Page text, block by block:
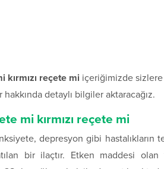
kırmızı reçete mi içeriğimizde sizlere
detaylı bilgiler aktaracağız.
mi kırmızı reçete mi
depresyon gibi hastalıkların
bir ilaçtır. Etken maddesi